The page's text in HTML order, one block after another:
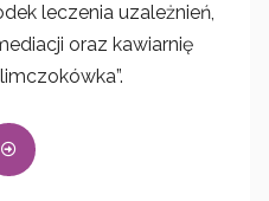
leczenia uzależnień,
oraz kawiarnię